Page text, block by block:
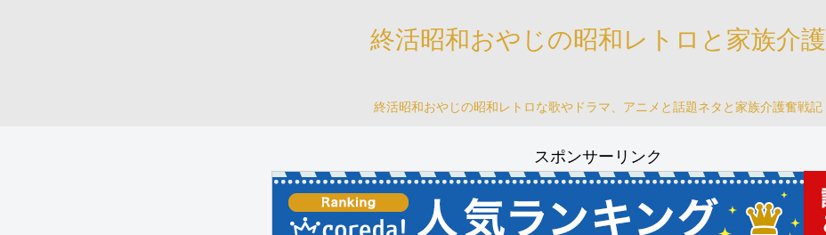
終活昭和おやじの昭和レトロと家族介護
終活昭和おやじの昭和レトロな歌やドラマ、アニメと話題ネタと家族介護奮戦記
スポンサーリンク